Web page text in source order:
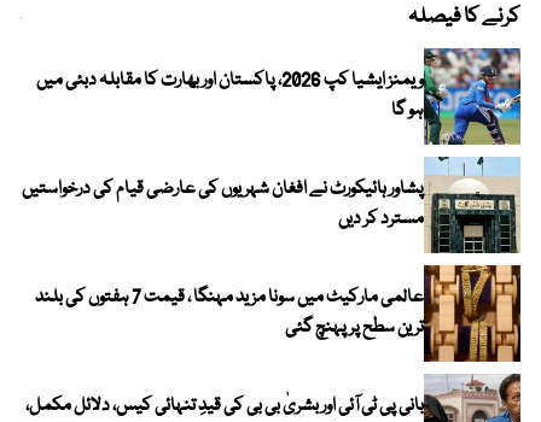
کرنے کا فیصلہ
ویمنز ایشیا کپ 2026، پاکستان اور بھارت کا مقابلہ دبئی میں
ہو گا
پشاور ہائیکورٹ نے افغان شہریوں کی عارضی قیام کی درخواستیں
مسترد کر دیں
عالمی مارکیٹ میں سونا مزید مہنگا ، قیمت 7 ہفتوں کی بلند
ترین سطح پر پہنچ گئی
بانی پی ٹی آئی اور بشریٰ بی بی کی قیدِ تنہائی کیس، دلائل مکمل،